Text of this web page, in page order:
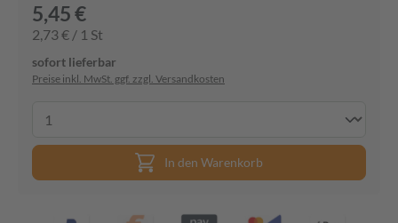
5,45 €
2,73 € / 1 St
sofort lieferbar
Preise inkl. MwSt. ggf. zzgl. Versandkosten
In den Warenkorb